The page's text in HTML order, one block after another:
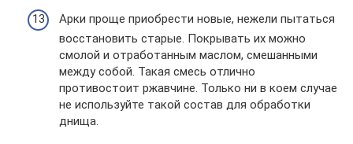
Арки проще приобрести новые, нежели пытаться
восстановить старые. Покрывать их можно
смолой и отработанным маслом, смешанными
между собой. Такая смесь отлично
противостоит ржавчине. Только ни в коем случае
не используйте такой состав для обработки
днища.